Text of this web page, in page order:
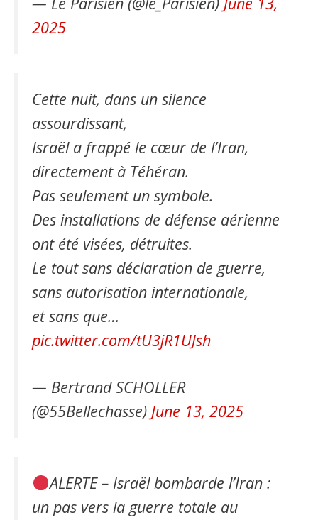
2025
Cette nuit, dans un silence
assourdissant,
Israël a frappé le cœur de l’Iran,
directement à Téhéran.
Pas seulement un symbole.
Des installations de défense aérienne
ont été visées, détruites.
Le tout sans déclaration de guerre,
sans autorisation internationale,
et sans que…
pic.twitter.com/tU3jR1UJsh
— Bertrand SCHOLLER
(@55Bellechasse) June 13, 2025
ALERTE – Israël bombarde l’Iran :
un pas vers la guerre totale au